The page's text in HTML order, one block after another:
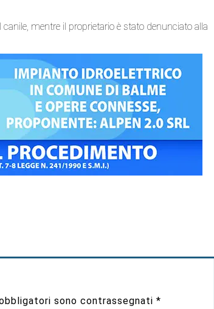
mentre il proprietario è stato denunciato alla
sono contrassegnati*